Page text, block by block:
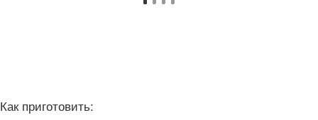
Как приготовить: